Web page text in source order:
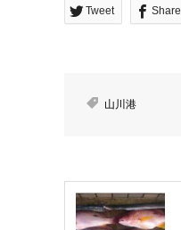
Tweet Share
山川港